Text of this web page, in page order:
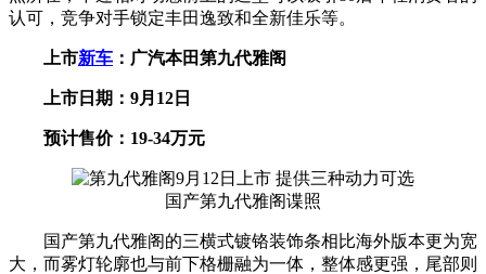
认可，竞争对手锁定丰田逸致和全新佳乐等。
上市新车 ：广汽本田第九代雅阁
上市日期：9月12日
预计售价：19-34万元
国产第九代雅阁谍照
国产第九代雅阁的三横式镀铬装饰条相比海外版本更为宽
大，而雾灯轮廓也与前下格栅融为一体，整体感更强，尾部则